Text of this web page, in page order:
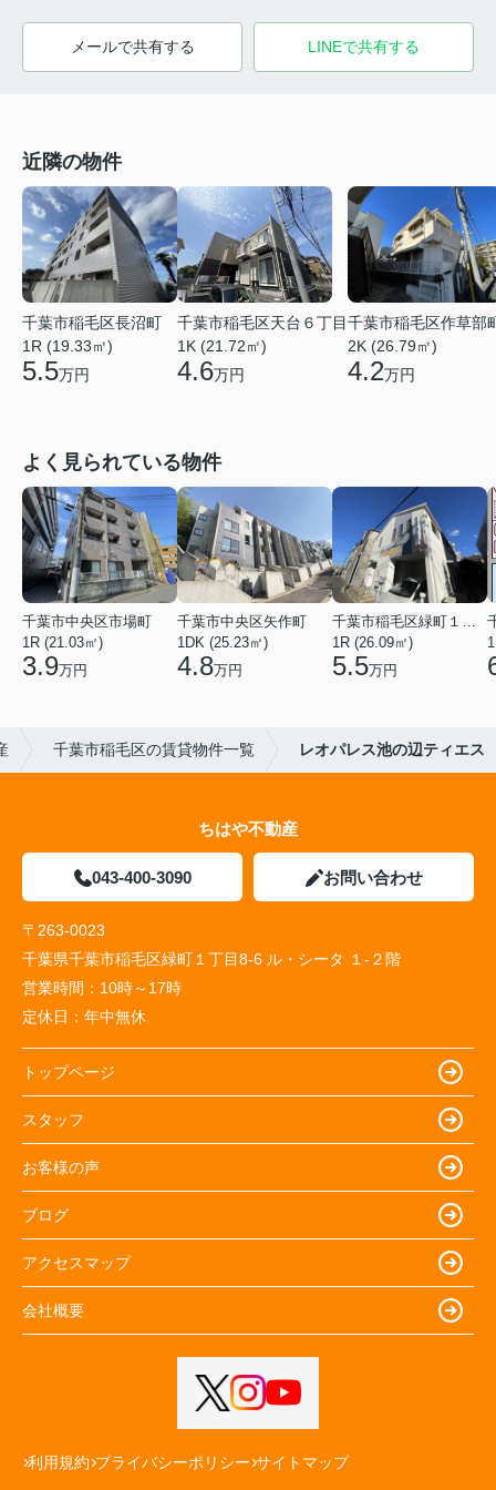
メールで共有する LINEで共有する
近隣の物件
千葉市稲毛区長沼町
1R (19.33㎡)
5.5万円
千葉市稲毛区天台６丁目
1K (21.72㎡)
4.6万円
千葉市稲毛区作草部
2K (26.79㎡)
4.2万円
よく見られている物件
千葉市中央区市場町
1R (21.03㎡)
3.9万円
千葉市中央区矢作町
1DK (25.23㎡)
4.8万円
千葉市稲毛区緑町１丁目
1R (26.09㎡)
5.5万円
千葉市稲毛区の賃貸物件一覧 レオパレス池の辺ティエス
ちはや不動産
043-400-3090 お問い合わせ
〒263-0023
千葉県千葉市稲毛区緑町１丁目8-6 ル・シータ １-２階
営業時間： 10時～17時
定休日： 年中無休
トップページ
スタッフ
お客様の声
ブログ
アクセスマップ
会社概要
利用規約 プライバシーポリシー サイトマップ